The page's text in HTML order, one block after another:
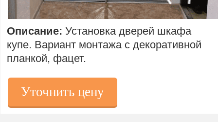
Уточнить цену
Описание: Установка дверей шкафа
купе. Вариант монтажа с декоративной
планкой, фацет.